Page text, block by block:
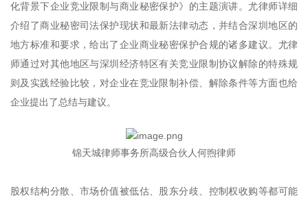
化背景下企业竞业限制与商业秘密保护》的主题演讲。尤律师详细
介绍了商业秘密司法保护现状和最新法律动态，并结合深圳地区的
地方标准和要求，给出了企业商业秘密保护合规的诸多建议。尤律
师通过对其他地区与深圳经济特区有关竞业限制协议解除的特殊规
则及实践经验比较，对企业在竞业限制补偿、解除条件等方面也给
企业提出了总结与建议。
锦天城律师事务所高级合伙人何煦律师
股权结构分散、市场价值被低估、股东分歧、控制权收购等都可能